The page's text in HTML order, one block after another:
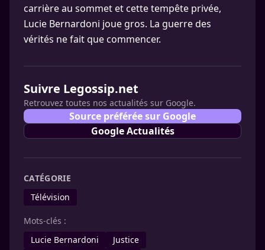
carrière au sommet et cette tempête privée,
Lucie Bernardoni joue gros. La guerre des
vérités ne fait que commencer.
Suivre Legossip.net
Retrouvez toutes nos actualités sur Google.
Source préférée sur Google
Google Actualités
CATÉGORIE
Télévision
Mots-clés :
Lucie Bernardoni
Justice